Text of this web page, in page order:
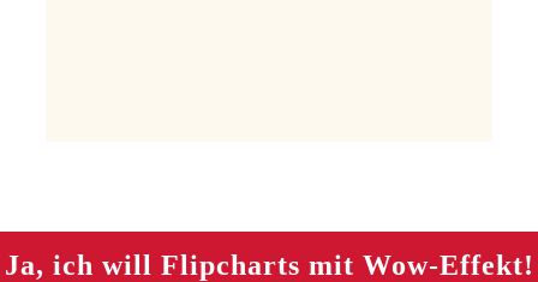
Ja, ich will Flipcharts mit Wow-Effekt!